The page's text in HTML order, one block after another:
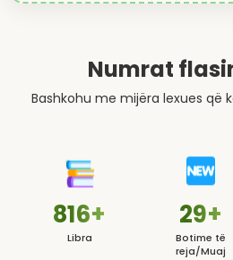
Numrat
Bashkohu me mijëra lexues që
817+
Libra
30+
Botime të
reja/Muaj